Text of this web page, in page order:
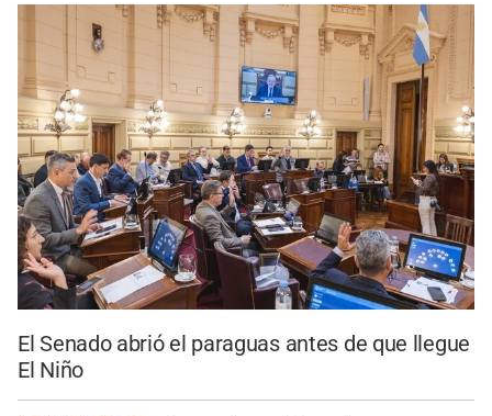
El Senado abrió el paraguas antes de que llegue
El Niño